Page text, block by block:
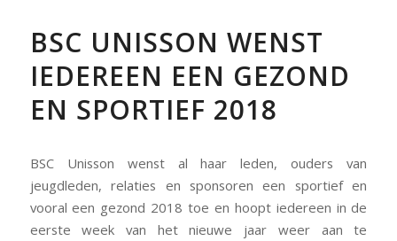
BSC UNISSON WENST
IEDEREEN EEN GEZOND
EN SPORTIEF 2018
BSC Unisson wenst al haar leden, ouders van
jeugdleden, relaties en sponsoren een sportief en
vooral een gezond 2018 toe en hoopt iedereen in de
eerste week van het nieuwe jaar weer aan te